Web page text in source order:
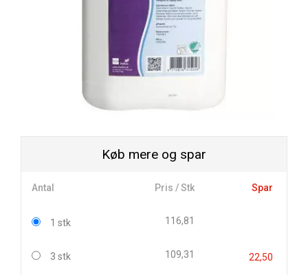
Køb mere og spar
Antal Pris / Stk Spar
1 stk 116,81
3 stk 109,31 22,50